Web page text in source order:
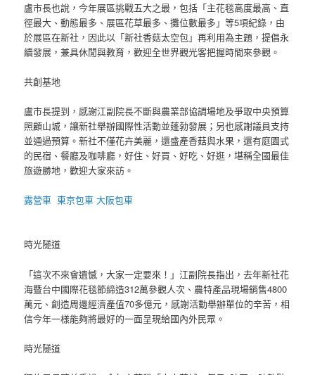
盧市長也說，今年展區挑戰五大之最，包括「主花毯高度最高、直
徑最大、動態最多、展區花草最多、攤位數最多」等5項紀錄，由
於展區在新社，因此以「新社香菇太空包」再利用為主題，提倡永
續發展，兼具休閒與教育，歡迎全世界觀光客把握時間來參觀。
共創基地
盧市長提到，感謝江副院長不斷與農業部協調場地及爭取中央預算
照顧山城，讓新社舉辦國際性活動並蓬勃發展；另也感謝議員支持
並通過預算。新社不僅花卉美麗，還盛產香菇與水果，還有庭園式
的民宿、餐廳及咖啡廳，好住、好買、好吃、好逛，堪稱全國最佳
旅遊勝地，歡迎大家來訪。
露營車 東京包車 大阪包車
時光隧道
「這次不來會遺憾，大家一定要來！」江副院長指出，去年新社花
海暨台中國際花毯節締造312萬參觀人次、農特產品現場銷售4800
萬元、創造周邊經濟產值70多億元，感謝活動舉辦單位的辛苦，相
信今年一樣能夠將最好的一面呈現給國內外民眾。
時光隧道